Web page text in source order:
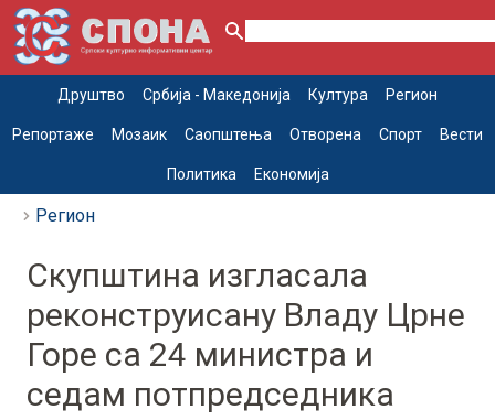
Друштво Србија - Македонија Култура Регион
Репортаже Мозаик Саопштења Отворена Спорт Вести
Политика Економија
Регион
Скупштина изгласала
реконструисану Владу Црне
Горе са 24 министра и
седам потпредседника